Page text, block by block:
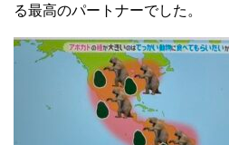
る最高のパートナーでした。